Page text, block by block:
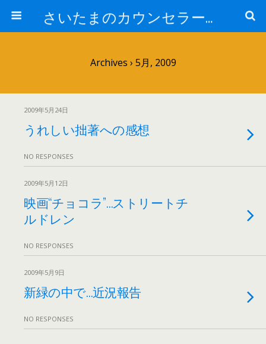
さいたまのカウンセラー日記
Archives › 5月, 2009
2009年5月24日
うれしい拙著への感想
NO RESPONSES
2009年5月12日
映画“チョコラ”…ストリートチ
ルドレン
NO RESPONSES
2009年5月9日
新緑の中で…近況報告
NO RESPONSES